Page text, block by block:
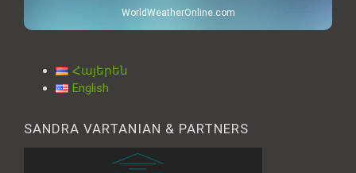
WorldWeatherOnline.com
Հայերեն
English
SANDRA VARTANIAN & PARTNERS